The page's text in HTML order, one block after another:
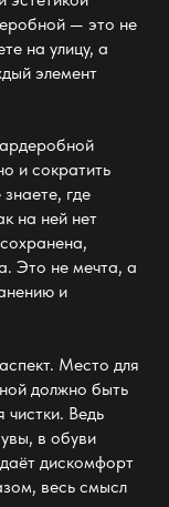
— это не
на улицу, а
элемент
и сократить
где
на ней нет
Это не мечта, а
и
Место для
должно быть
Ведь
в обуви
дискомфорт
весь смысл